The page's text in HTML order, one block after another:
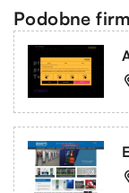
Podobne